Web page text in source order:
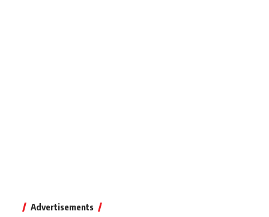
Advertisements